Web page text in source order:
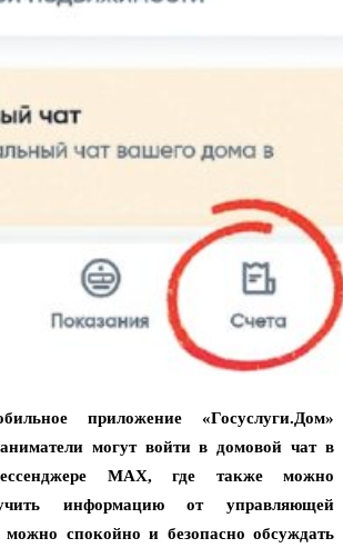
приложение «Госуслуги.Дом»
могут войти в домовой чат в
MAX, где также можно
информацию от управляющей
спокойно и безопасно обсуждать